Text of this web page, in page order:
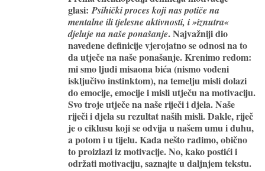
glasi: Psihički proces koji nas potiče na
mentalne ili tjelesne aktivnosti, i »iznutra«
djeluje na naše ponašanje. Najvažniji dio
navedene definicije vjerojatno se odnosi na to
da utječe na naše ponašanje. Krenimo redom:
mi smo ljudi misaona bića (nismo vođeni
isključivo instinktom), na temelju misli dolazi
do emocije, emocije i misli utječu na motivaciju.
Svo troje utječe na naše riječi i djela. Naše
riječi i djela su rezultat naših misli. Dakle, riječ
je o ciklusu koji se odvija u našem umu i duhu,
a potom i u tijelu. Kada nešto radimo, obično
to proizlazi iz motivacije. No, kako postići i
održati motivaciju, saznajte u daljnjem tekstu.